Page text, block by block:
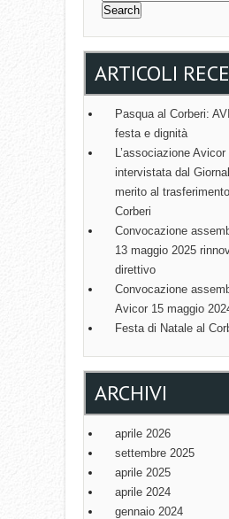
ARTICOLI
Pasqua al Corberi:
festa e dignità
L’associazione
intervistata dal
merito al
Corberi
Convocazione
13 maggio 2025
direttivo
Convocazione
Avicor 15 maggio
Festa di Natale al
ARCHIVI
aprile 2026
settembre 2025
aprile 2025
aprile 2024
gennaio 2024